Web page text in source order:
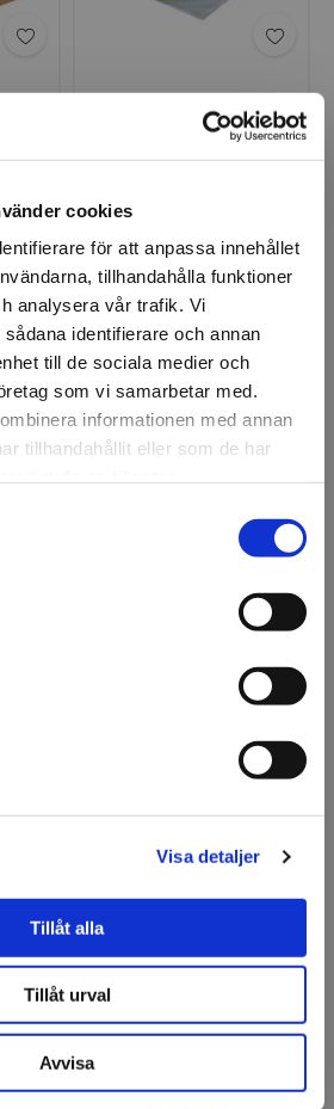
cookies
för att anpassa innehållet
tillhandahålla funktioner
analysera vår trafik. Vi
identifierare och annan
till de sociala medier och
som vi samarbetar med.
informationen med annan
tillhandahållit eller som de har
Visa detaljer
Tillåt alla
Tillåt urval
Avvisa
3M™ 9472LE
Transfertejp